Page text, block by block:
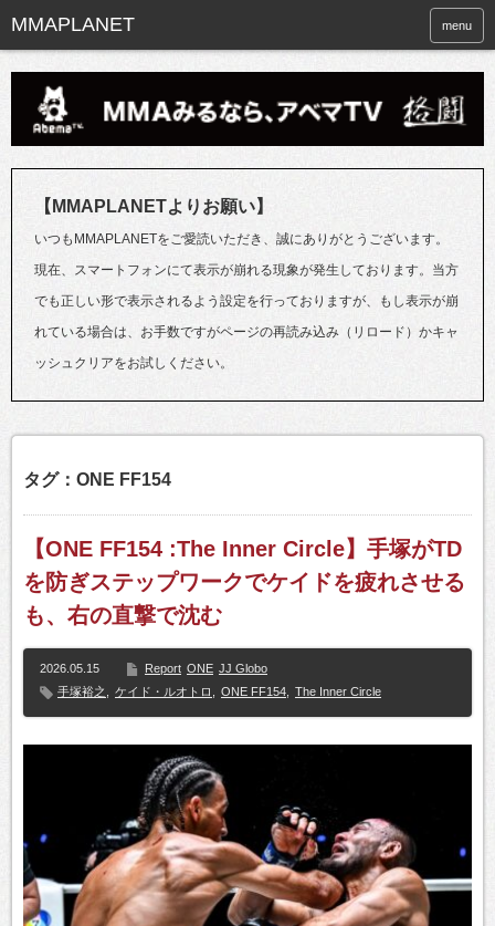
menu
【MMAPLANETよりお願い】
いつもMMAPLANETをご愛読いただき、誠にありがとうございます。
現在、スマートフォンにて表示が崩れる現象が発生しております。当方
でも正しい形で表示されるよう設定を行っておりますが、もし表示が崩
れている場合は、お手数ですがページの再読み込み（リロード）かキャ
ッシュクリアをお試しください。
タグ：ONE FF154
【ONE FF154 :The Inner Circle】手塚がTD
を防ぎステップワークでケイドを疲れさせる
も、右の直撃で沈む
2026.05.15 Report ONE JJ Globo
手塚裕之
ケイド・ルオトロ ONE FF154 The Inner Circle